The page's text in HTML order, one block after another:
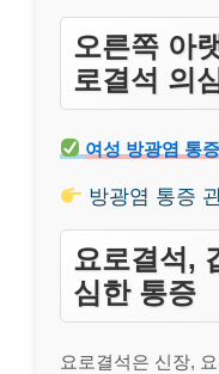
오른쪽 아
로결석 의
여성 방광염 통
방광염 통증
요로결석,
심한 통증
요로결석은 신장,